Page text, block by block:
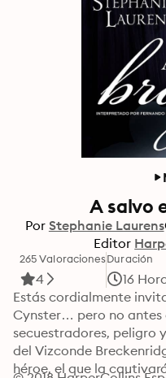
A salvo
Por Stephanie Laurens
Editor
265 Valoraciones
4
Duración
16
Estás cordialmente
Cynster… pero no antes
secuestradores, peligro
del Vizconde
héroe, el que la